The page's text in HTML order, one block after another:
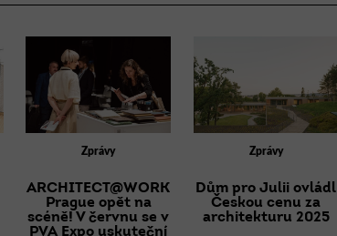
Zprávy
ARCHITECT@WORK
Prague opět na
scéně! V červnu se v
PVA Expo uskuteční
Zprávy
Dům pro Julii ovládl
Českou cenu za
architekturu 2025